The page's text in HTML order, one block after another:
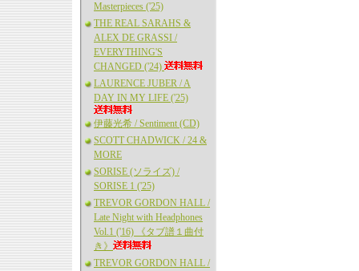
Masterpieces ('25)
THE REAL SARAHS &
ALEX DE GRASSI /
EVERYTHING'S
CHANGED ('24)
LAURENCE JUBER / A
DAY IN MY LIFE ('25)
伊藤光希 / Sentiment (CD)
SCOTT CHADWICK / 24 &
MORE
SORISE (ソライズ) /
SORISE 1 ('25)
TREVOR GORDON HALL /
Late Night with Headphones
Vol.1 ('16) 《タブ譜１曲付
き》
TREVOR GORDON HALL /